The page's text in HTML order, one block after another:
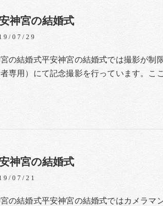
神宮の結婚式
07/29
の結婚式平安神宮の結婚式では撮影が制
者専用）にて記念撮影を行っています。こ
神宮の結婚式
07/21
の結婚式平安神宮の結婚式ではカメラマ